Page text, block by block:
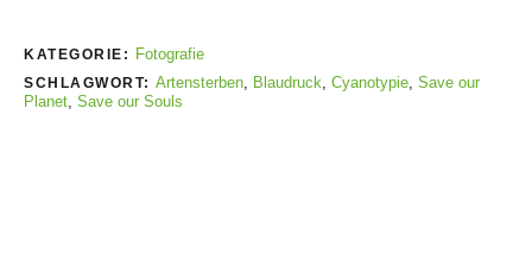
KATEGORIE: Fotografie
SCHLAGWORT: Artensterben Blaudruck Cyanotypie Save our
Planet Save our Souls